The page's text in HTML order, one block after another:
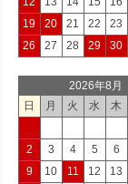
19
20 21 22 23
26
27 28 29 30
2026年8月
日
月 火 水 木
2
3 4 5 6
9
10 11 12 13